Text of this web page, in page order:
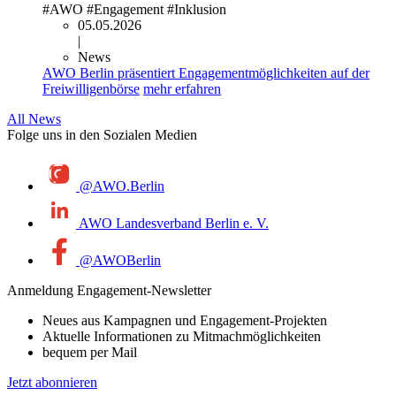
#AWO #Engagement #Inklusion
05.05.2026
|
News
AWO Berlin präsentiert Engagementmöglichkeiten auf der
Freiwilligenbörse mehr erfahren
All News
Folge uns in den Sozialen Medien
@AWO.Berlin
AWO Landesverband Berlin e. V.
@AWOBerlin
Anmeldung Engagement-Newsletter
Neues aus Kampagnen und Engagement-Projekten
Aktuelle Informationen zu Mitmachmöglichkeiten
bequem per Mail
Jetzt abonnieren